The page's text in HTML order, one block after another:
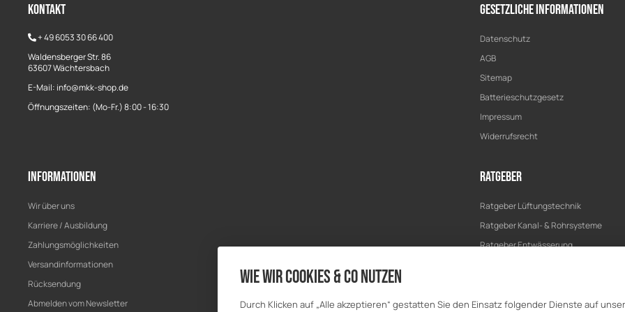
Kontakt
+49 6053 30 66 400
Waldensberger Str. 86
63607 Wächtersbach
E-Mail: info@mkk-shop.de
Öffnungszeiten: (Mo-Fr.) 8:00 - 16:30
Gesetzliche Informationen
Datenschutz
AGB
Sitemap
Batterieschutzgesetz
Impressum
Widerrufsrecht
Informationen
Wir über uns
Karriere / Ausbildung
Zahlungsmöglichkeiten
Versandinformationen
Rücksendung
Abmelden vom Newsletter
Ratgeber
Ratgeber Lüftungstechnik
Ratgeber Kanal- & Rohrsysteme
Ratgeber Entwässerung
Wie wir Cookies & Co nutzen
Durch Klicken auf „Alle akzeptieren“ gestatten Sie den Einsatz folgender Dienste auf